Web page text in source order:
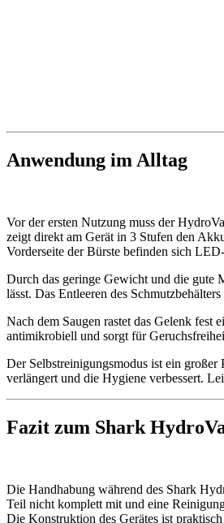
Anwendung im Alltag
Vor der ersten Nutzung muss der
zeigt direkt am Gerät in 3 Stufen den
Vorderseite der Bürste befinden sich
Durch das geringe Gewicht und die gute
lässt. Das Entleeren des
Nach dem Saugen rastet das Gelenk
antimikrobiell und sorgt für
Der Selbstreinigungsmodus ist ein
verlängert und die Hygiene verbessert.
Fazit zum Shark
Die Handhabung während des Shark
Teil nicht komplett mit und eine
Die Konstruktion des Gerätes ist